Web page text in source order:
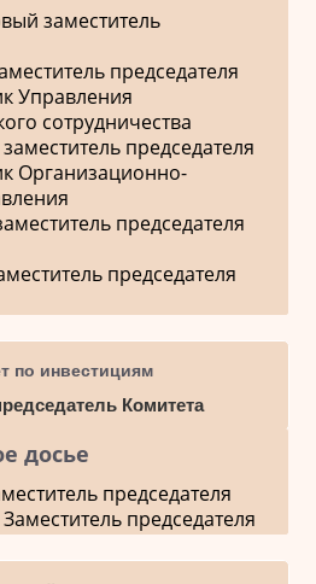
заместитель
председателя
Управления
сотрудничества
председателя
Организационно-
председателя
председателя
по инвестициям
Комитета
досье
председателя
Заместитель председателя